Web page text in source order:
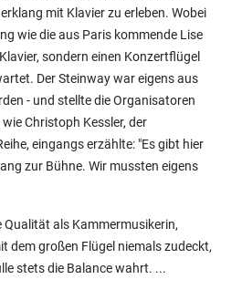
mit Klavier zu erleben. Wobei
wie die aus Paris kommende Lise
sondern einen Konzertflügel
Der Steinway war eigens aus
- und stellte die Organisatoren
Christoph Kessler, der
eingangs erzählte: "Es gibt hier
zur Bühne. Wir mussten eigens
Qualität als Kammermusikerin,
dem großen Flügel niemals zudeckt,
stets die Balance wahrt. ...